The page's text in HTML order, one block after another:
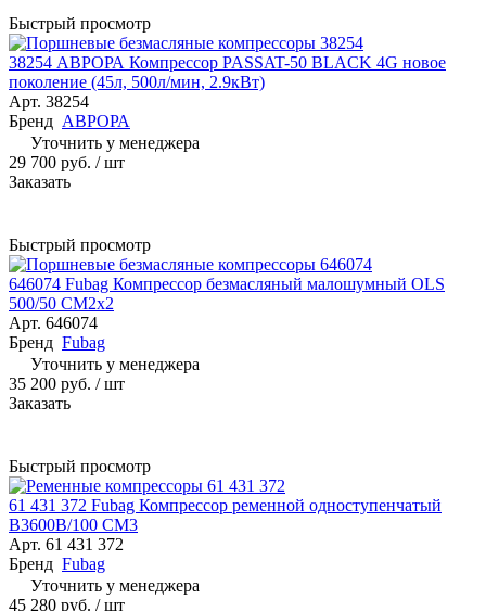
Быстрый просмотр
38254 АВРОРА Компрессор PASSAT-50 BLACK 4G новое
поколение (45л, 500л/мин, 2.9кВт)
Арт. 38254
Бренд АВРОРА
Уточнить у менеджера
29 700 руб. / шт
Заказать
Быстрый просмотр
646074 Fubag Компрессор безмасляный малошумный OLS
500/50 CM2х2
Арт. 646074
Бренд Fubag
Уточнить у менеджера
35 200 руб. / шт
Заказать
Быстрый просмотр
61 431 372 Fubag Компрессор ременной одноступенчатый
B3600B/100 CM3
Арт. 61 431 372
Бренд Fubag
Уточнить у менеджера
45 280 руб. / шт